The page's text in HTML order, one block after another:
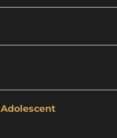
Adolescent